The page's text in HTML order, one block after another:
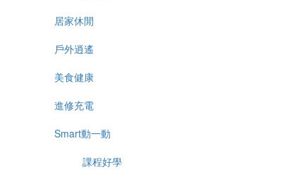
居家休閒
戶外逍遙
美食健康
進修充電
Smart動一動
課程好學